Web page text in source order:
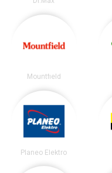
Mountfield
Planeo Elektro